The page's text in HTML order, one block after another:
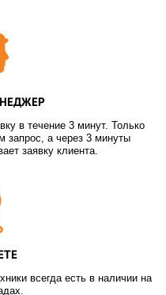
в течение 3 минут. Только
запрос, а через 3 минуты
заявку клиента.
всегда есть в наличии на